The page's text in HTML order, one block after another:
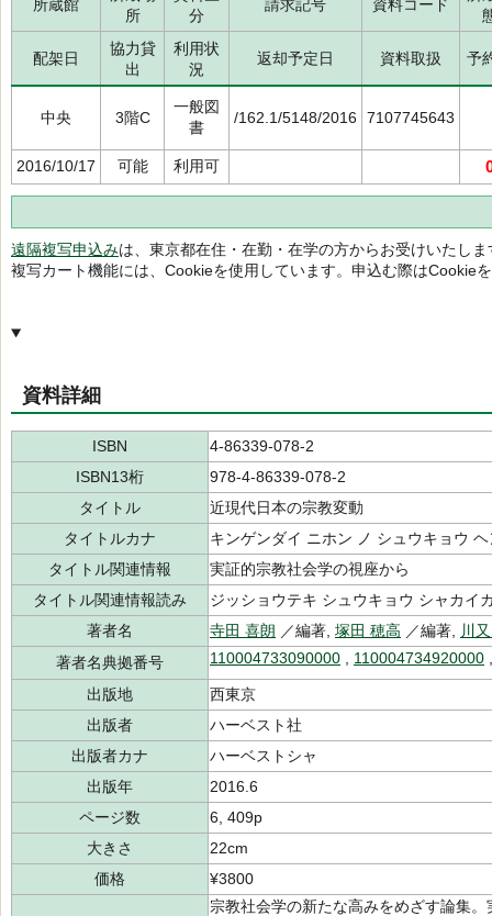
所蔵館
所
分
請求記号 資料コード
配架日
協力貸
出
利用状
況
返却予定日 資料取扱 予
中央 3階C
一般図
書
/162.1/5148/2016 7107745643
2016/10/17 可能 利用可
遠隔複写申込みは、東京都在住・在勤・在学の方からお受けいたしま
複写カート機能には、Cookieを使用しています。申込む際はCookie
資料詳細
ISBN
4-86339-078-2
ISBN13桁
978-4-86339-078-2
タイトル
近現代日本の宗教変動
タイトルカナ
キンゲンダイ ニホン ノ シュウキョウ
タイトル関連情報
実証的宗教社会学の視座から
タイトル関連情報読み
ジッショウテキ シュウキョウ シャカイ
著者名
寺田 喜朗 ／編著, 塚田 穂高 ／編著,
川
著者名典拠番号
110004733090000 110004734920000
出版地
西東京
出版者
ハーベスト社
出版者カナ
ハーベストシャ
出版年
2016.6
ページ数
6, 409p
大きさ
22cm
価格
¥3800
宗教社会学の新たな高みをめざす論集